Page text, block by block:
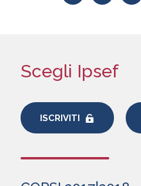
Scegli Ipsef
ISCRIVITI